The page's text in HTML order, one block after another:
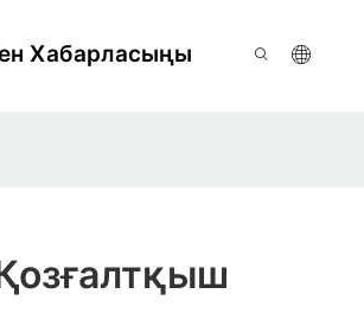
Хабарласыңы